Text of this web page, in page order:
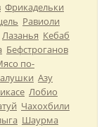
Фрикадельки
Равиоли
Лазанья Кебаб
Бефстроганов
по-
Азу
Лобио
Чахохбили
Шаурма